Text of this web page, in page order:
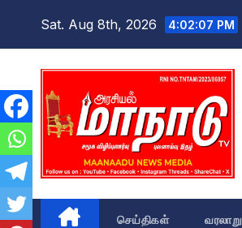
Sat. Aug 8th, 2026 4:02:09 PM
செய்திகள் வரலாறு